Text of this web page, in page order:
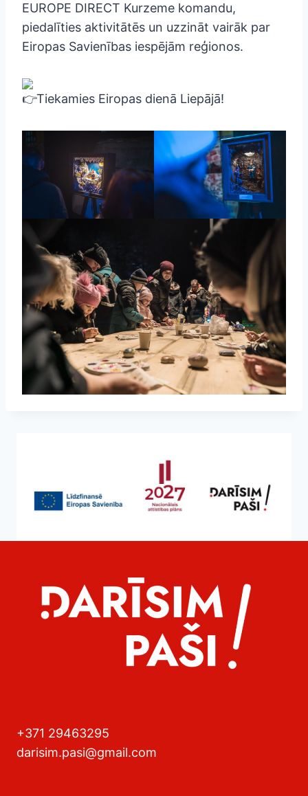
EUROPE DIRECT Kurzeme komandu,
piedalīties aktivitātēs un uzzināt vairāk par
Eiropas Savienības iespējām reģionos.
Tiekamies Eiropas dienā Liepājā!
+371 29463295
darisim.pasi@gmail.com